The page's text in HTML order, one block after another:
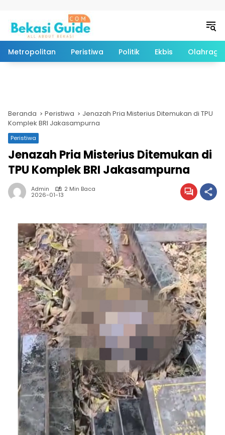
Metropolitan Peristiwa Politik Ekbis Olahraga
Beranda Peristiwa
Jenazah Pria Misterius Ditemukan di TPU
Komplek BRI Jakasampurna
Peristiwa
Jenazah Pria Misterius Ditemukan di
TPU Komplek BRI Jakasampurna
Admin 2 Min Baca
2026-01-13